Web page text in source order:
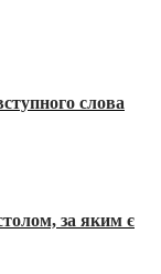
слова
за яким є